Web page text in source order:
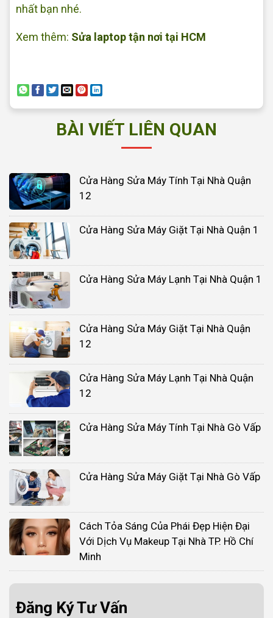
nhất bạn nhé.
Xem thêm: Sửa laptop tận nơi tại HCM
BÀI VIẾT LIÊN QUAN
Cửa Hàng Sửa Máy Tính Tại Nhà Quận
12
Cửa Hàng Sửa Máy Giặt Tại Nhà Quận 1
Cửa Hàng Sửa Máy Lạnh Tại Nhà Quận 1
Cửa Hàng Sửa Máy Giặt Tại Nhà Quận
12
Cửa Hàng Sửa Máy Lạnh Tại Nhà Quận
12
Cửa Hàng Sửa Máy Tính Tại Nhà Gò Vấp
Cửa Hàng Sửa Máy Giặt Tại Nhà Gò Vấp
Cách Tỏa Sáng Của Phái Đẹp Hiện Đại
Với Dịch Vụ Makeup Tại Nhà TP. Hồ Chí
Minh
Đăng Ký Tư Vấn